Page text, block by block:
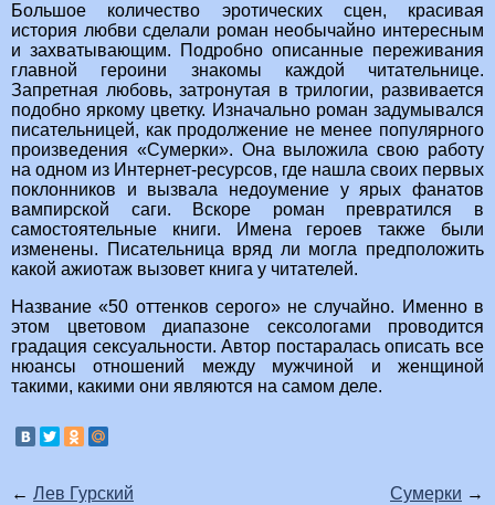
Большое количество эротических сцен, красивая
история любви сделали роман необычайно интересным
и захватывающим. Подробно описанные переживания
главной героини знакомы каждой читательнице.
Запретная любовь, затронутая в трилогии, развивается
подобно яркому цветку. Изначально роман задумывался
писательницей, как продолжение не менее популярного
произведения «Сумерки». Она выложила свою работу
на одном из Интернет-ресурсов, где нашла своих первых
поклонников и вызвала недоумение у ярых фанатов
вампирской саги. Вскоре роман превратился в
самостоятельные книги. Имена героев также были
изменены. Писательница вряд ли могла предположить
какой ажиотаж вызовет книга у читателей.
Название «50 оттенков серого» не случайно. Именно в
этом цветовом диапазоне сексологами проводится
градация сексуальности. Автор постаралась описать все
нюансы отношений между мужчиной и женщиной
такими, какими они являются на самом деле.
← Лев Гурский Сумерки →